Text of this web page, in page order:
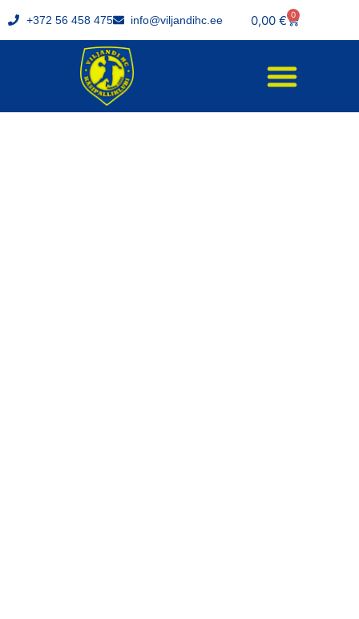
+372 56 458 475 info@viljandihc.ee 0,00 € 0